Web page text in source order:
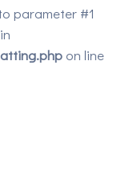
parameter #1
on line